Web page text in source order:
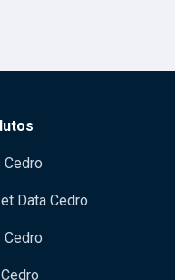
Data Cedro
Cedro